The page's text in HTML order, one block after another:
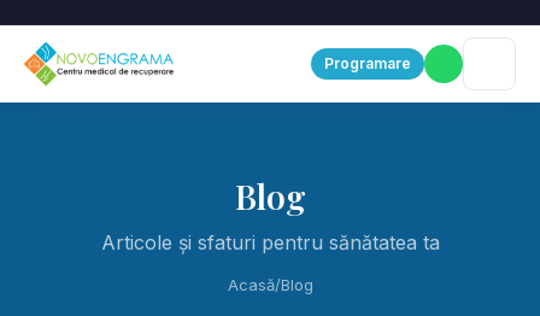
Programare
Blog
Articole și sfaturi pentru sănătatea ta
Acasă/Blog